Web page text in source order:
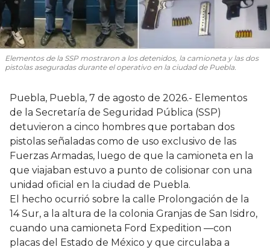
Elementos de la SSP mostraron a los detenidos, la camioneta y las dos
pistolas aseguradas durante el operativo en la ciudad de Puebla.
Puebla, Puebla, 7 de agosto de 2026.- Elementos
de la Secretaría de Seguridad Pública (SSP)
detuvieron a cinco hombres que portaban dos
pistolas señaladas como de uso exclusivo de las
Fuerzas Armadas, luego de que la camioneta en la
que viajaban estuvo a punto de colisionar con una
unidad oficial en la ciudad de Puebla.
El hecho ocurrió sobre la calle Prolongación de la
14 Sur, a la altura de la colonia Granjas de San Isidro,
cuando una camioneta Ford Expedition —con
placas del Estado de México y que circulaba a